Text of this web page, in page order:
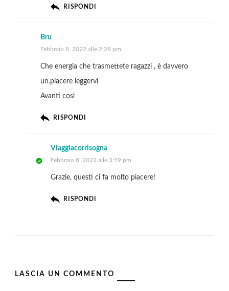
RISPONDI
Bru
Febbraio 8, 2022 alle 2:28 pm
Che energia che trasmettete ragazzi , è davvero
un.piacere leggervi
Avanti così
RISPONDI
Viaggiacorrisogna
Febbraio 8, 2022 alle 3:59 pm
Grazie, questi ci fa molto piacere!
RISPONDI
LASCIA UN COMMENTO